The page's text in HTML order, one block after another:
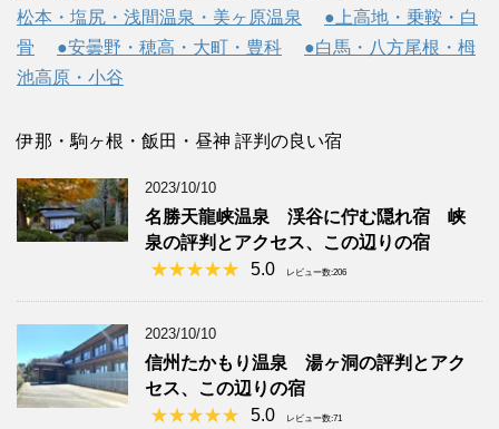
松本・塩尻・浅間温泉・美ヶ原温泉
●上高地・乗鞍・白
骨
●安曇野・穂高・大町・豊科
●白馬・八方尾根・栂
池高原・小谷
伊那・駒ヶ根・飯田・昼神 評判の良い宿
2023/10/10
名勝天龍峡温泉 渓谷に佇む隠れ宿 峡
泉の評判とアクセス、この辺りの宿
5.0
レビュー数:206
2023/10/10
信州たかもり温泉 湯ヶ洞の評判とアク
セス、この辺りの宿
5.0
レビュー数:71